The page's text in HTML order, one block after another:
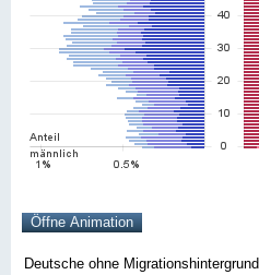
Deutsche ohne Migrationshintergrund